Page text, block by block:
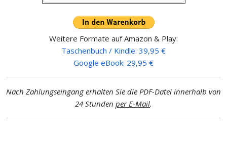
Weitere Formate auf Amazon & Play:
Taschenbuch / Kindle: 39,95 €
Google eBook: 29,95 €
Nach Zahlungseingang erhalten Sie die PDF-Datei innerhalb von
24 Stunden per E-Mail.